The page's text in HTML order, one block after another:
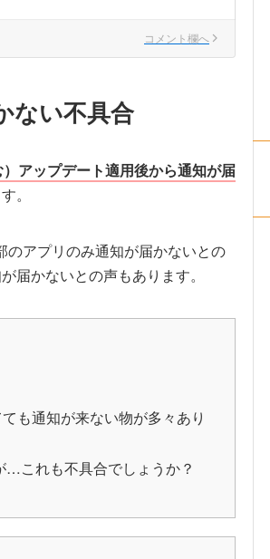
コメント欄へ
ない不具合
アップデート適用後から通知が届
。
アプリのみ通知が届かないとの
届かないとの声もあります。
も通知が来ない物が多々あり
…これも不具合でしょうか？